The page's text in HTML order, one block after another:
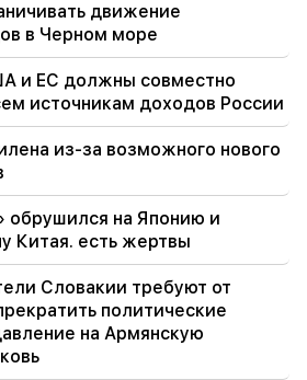
оштрафуют на 5000
рекламу
называть католикоса по
(видео)
Эти три знака зодиака
августа
движение
в Черном море
и ЕС должны совместно
источникам доходов России
из-за возможного нового
обрушился на Японию и
Китая. есть жертвы
Словакии требуют от
политические
на Армянскую